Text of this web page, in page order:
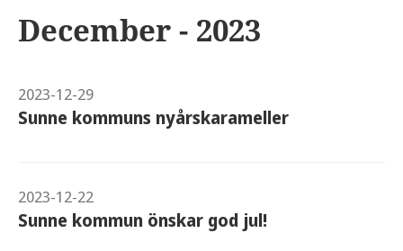
December - 2023
2023-12-29
Sunne kommuns nyårskarameller
2023-12-22
Sunne kommun önskar god jul!